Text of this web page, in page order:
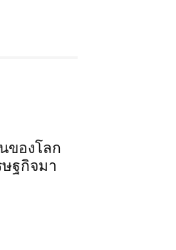
ของโลก
ษฐกิจมา